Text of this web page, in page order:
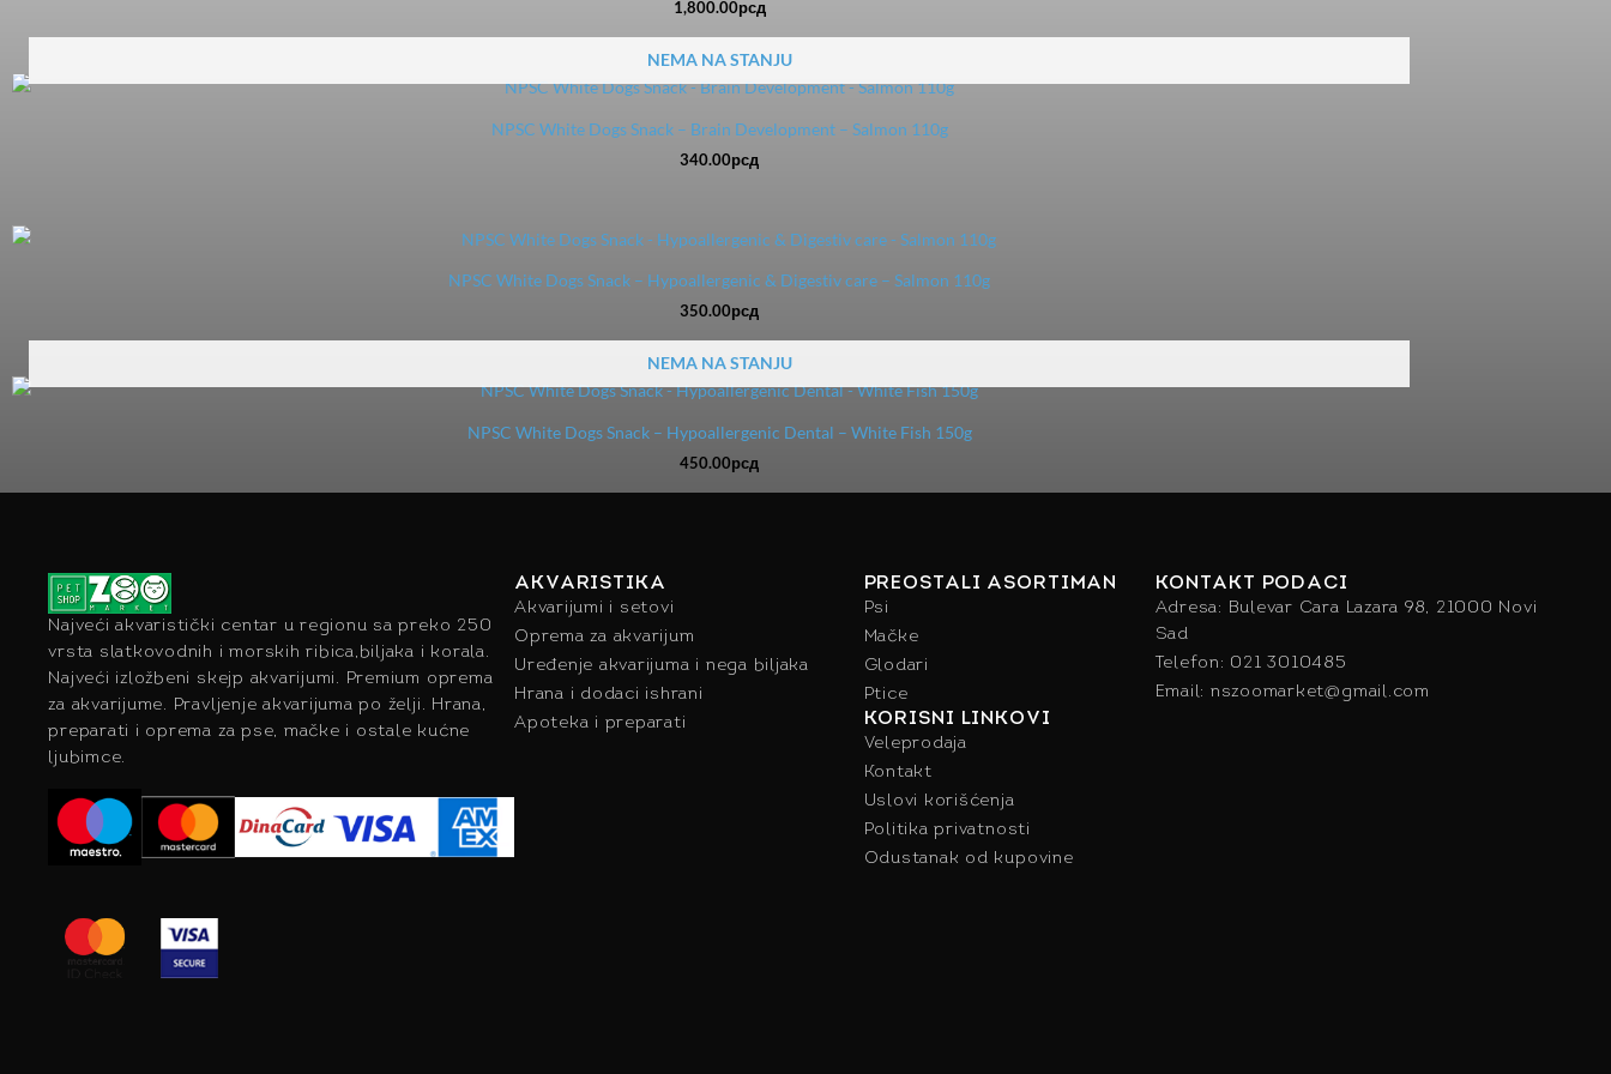
1,800.00рсд
NEMA NA STANJU
NPSC White Dogs Snack – Brain Development – Salmon 110g
340.00рсд
NPSC White Dogs Snack – Hypoallergenic & Digestiv care – Salmon 110g
350.00рсд
NEMA NA STANJU
NPSC White Dogs Snack – Hypoallergenic Dental – White Fish 150g
450.00рсд
Najveći akvaristički centar u regionu sa preko 250
vrsta slatkovodnih i morskih ribica,biljaka i korala.
Najveći izložbeni skejp akvarijumi. Premium oprema
za akvarijume. Pravljenje akvarijuma po želji. Hrana,
preparati i oprema za pse, mačke i ostale kućne
ljubimce.
AKVARISTIKA
Akvarijumi i setovi
Oprema za akvarijum
Uređenje akvarijuma i nega biljaka
Hrana i dodaci ishrani
Apoteka i preparati
PREOSTALI ASORTIMAN
Psi
Mačke
Glodari
Ptice
KORISNI LINKOVI
Veleprodaja
Kontakt
Uslovi korišćenja
Politika privatnosti
Odustanak od kupovine
KONTAKT PODACI
Adresa: Bulevar Cara Lazara 98, 21000 Novi
Sad
Telefon: 021 3010485
Email: nszoomarket@gmail.com